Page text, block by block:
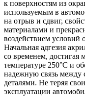
к поверхностям из
используемым в
на отрыв и сдвиг,
материалами и
воздействием
Начальная адгезия
со временем, достигая
температуре 250°C и
надежную связь
деталями. Не теряя
эксплуатации